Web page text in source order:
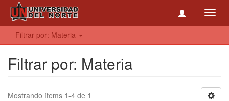
Filtrar por: Materia
Filtrar por: Materia
Mostrando ítems 1-4 de 1